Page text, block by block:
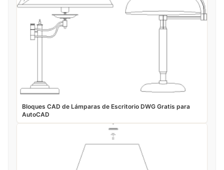
Bloques CAD de Lámparas de Escritorio DWG Gratis para
AutoCAD